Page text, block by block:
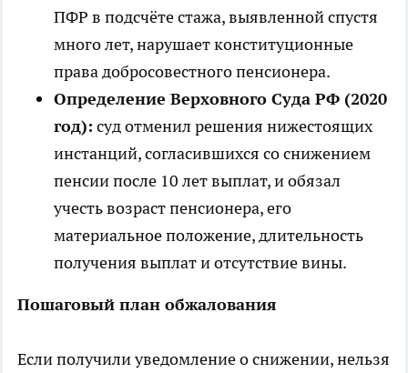
ПФР в подсчёте стажа, выявленной спустя
много лет, нарушает конституционные
права добросовестного пенсионера.
Определение Верховного Суда РФ (2020
год): суд отменил решения нижестоящих
инстанций, согласившихся со снижением
пенсии после 10 лет выплат, и обязал
учесть возраст пенсионера, его
материальное положение, длительность
получения выплат и отсутствие вины.
Пошаговый план обжалования
Если получили уведомление о снижении, нельзя